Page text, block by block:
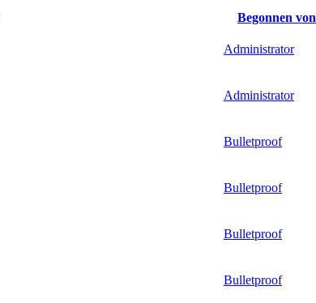
Begonnen von
Administrator
Administrator
Bulletproof
Bulletproof
Bulletproof
Bulletproof